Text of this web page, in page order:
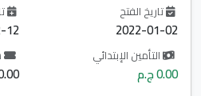
تاريخ الفتح
2022-01-02
12
التأمين الإبتدائي
0.00 ج.م 0.00